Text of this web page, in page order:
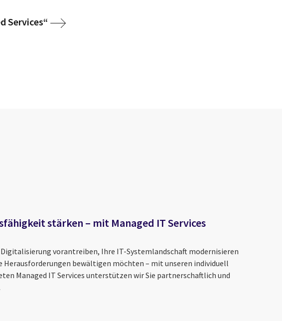
Services“
stärken – mit Managed IT Services
Digitalisierung vorantreiben, Ihre IT-Systemlandschaft modernisieren
Herausforderungen bewältigen möchten – mit unseren individuell
Managed IT Services unterstützen wir Sie partnerschaftlich und